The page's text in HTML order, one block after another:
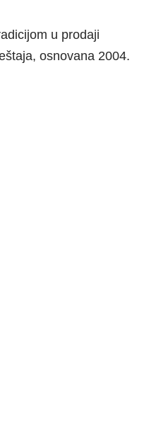
u prodaji
osnovana 2004.